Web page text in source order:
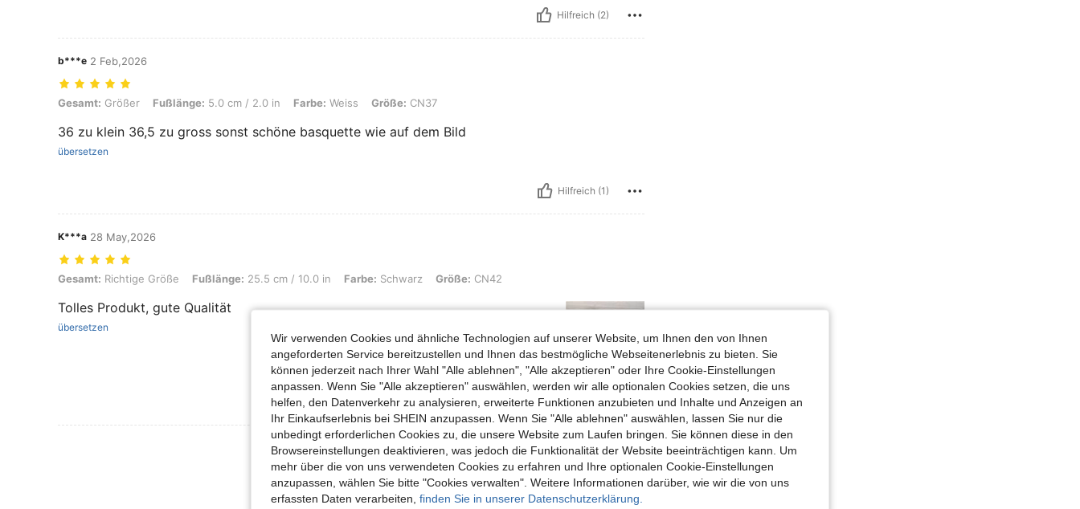
Hilfreich (2)
b***e 2 Feb,2026
Gesamt: Größer, Fußlänge: 5.0 cm / 2.0 in, Farbe: Weiss, Größe: CN37
Gesamt: Größer Fußlänge: 5.0 cm / 2.0 in Farbe: Weiss Größe: CN37
36 zu klein 36,5 zu gross sonst schöne basquette wie auf dem Bild
übersetzen
Hilfreich (1)
K***a 28 May,2026
Gesamt: Richtige Größe, Fußlänge: 25.5 cm / 10.0 in, Farbe: Schwarz, Größe: CN42
Gesamt: Richtige Größe Fußlänge: 25.5 cm / 10.0 in Farbe: Schwarz Größe: CN42
Tolles Produkt, gute Qualität
übersetzen
Hilfreich (0)
Mehr Bewertungen Ansehen
Wir verwenden Cookies und ähnliche Technologien auf unserer Website, um Ihnen den von Ihnen
angeforderten Service bereitzustellen und Ihnen das bestmögliche Webseitenerlebnis zu bieten. Sie
können jederzeit nach Ihrer Wahl "Alle ablehnen", "Alle akzeptieren" oder Ihre Cookie-Einstellungen
anpassen. Wenn Sie "Alle akzeptieren" auswählen, werden wir alle optionalen Cookies setzen, die uns
helfen, den Datenverkehr zu analysieren, erweiterte Funktionen anzubieten und Inhalte und Anzeigen an
Ihr Einkaufserlebnis bei SHEIN anzupassen. Wenn Sie "Alle ablehnen" auswählen, lassen Sie nur die
unbedingt erforderlichen Cookies zu, die unsere Website zum Laufen bringen. Sie können diese in den
Browsereinstellungen deaktivieren, was jedoch die Funktionalität der Website beeinträchtigen kann. Um
mehr über die von uns verwendeten Cookies zu erfahren und Ihre optionalen Cookie-Einstellungen
anzupassen, wählen Sie bitte "Cookies verwalten". Weitere Informationen darüber, wie wir die von uns
erfassten Daten verarbeiten, finden Sie in unserer Datenschutzerklärung.